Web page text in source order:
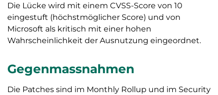
Die Lücke wird mit einem CVSS-Score von 10
eingestuft (höchstmöglicher Score) und von
Microsoft als kritisch mit einer hohen
Wahrscheinlichkeit der Ausnutzung eingeordnet.
Gegenmassnahmen
Die Patches sind im Monthly Rollup und im Security